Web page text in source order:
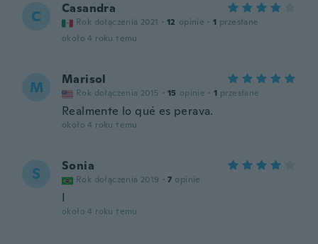
C Casandra
Rok dołączenia 2021 · 12 opinie · 1 przesłane
około 4 roku temu
M Marisol
Rok dołączenia 2015 · 15 opinie · 1 przesłane
Realmente lo qué es perava.
około 4 roku temu
S Sonia
Rok dołączenia 2019 · 7 opinie
I
około 4 roku temu